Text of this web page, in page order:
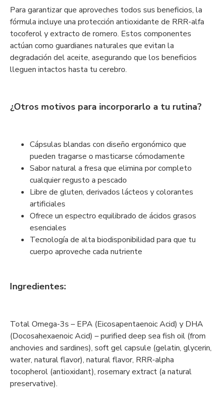
Para garantizar que aproveches todos sus beneficios, la
fórmula incluye una protección antioxidante de RRR-alfa
tocoferol y extracto de romero. Estos componentes
actúan como guardianes naturales que evitan la
degradación del aceite, asegurando que los beneficios
lleguen intactos hasta tu cerebro.
¿Otros motivos para incorporarlo a tu rutina?
Cápsulas blandas con diseño ergonómico que
pueden tragarse o masticarse cómodamente
Sabor natural a fresa que elimina por completo
cualquier regusto a pescado
Libre de gluten, derivados lácteos y colorantes
artificiales
Ofrece un espectro equilibrado de ácidos grasos
esenciales
Tecnología de alta biodisponibilidad para que tu
cuerpo aproveche cada nutriente
Ingredientes:
Total Omega-3s – EPA (Eicosapentaenoic Acid) y DHA
(Docosahexaenoic Acid) – purified deep sea fish oil (from
anchovies and sardines), soft gel capsule (gelatin, glycerin,
water, natural flavor), natural flavor, RRR-alpha
tocopherol (antioxidant), rosemary extract (a natural
preservative).